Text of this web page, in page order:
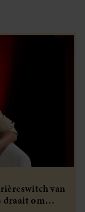
van
draait om